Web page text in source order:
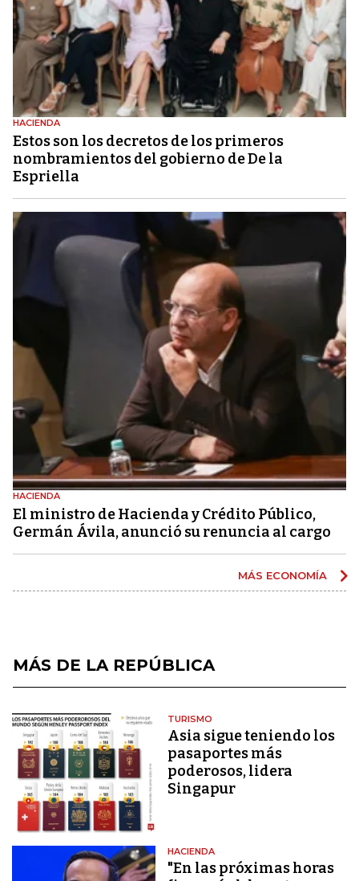
HACIENDA
Estos son los decretos de los primeros
nombramientos del gobierno de De la
Espriella
HACIENDA
El ministro de Hacienda y Crédito Público,
Germán Ávila, anunció su renuncia al cargo
MÁS ECONOMÍA
MÁS DE LA REPÚBLICA
TURISMO
Asia sigue teniendo los
pasaportes más
poderosos, lidera
Singapur
HACIENDA
"En las próximas horas